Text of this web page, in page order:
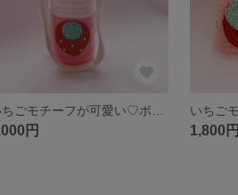
円 1,800円